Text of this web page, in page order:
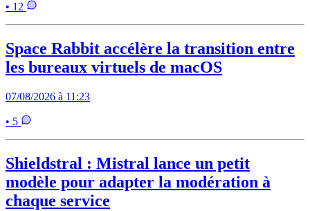
• 12
Space Rabbit accélère la transition entre
les bureaux virtuels de macOS
07/08/2026 à 11:23
• 5
Shieldstral : Mistral lance un petit
modèle pour adapter la modération à
chaque service